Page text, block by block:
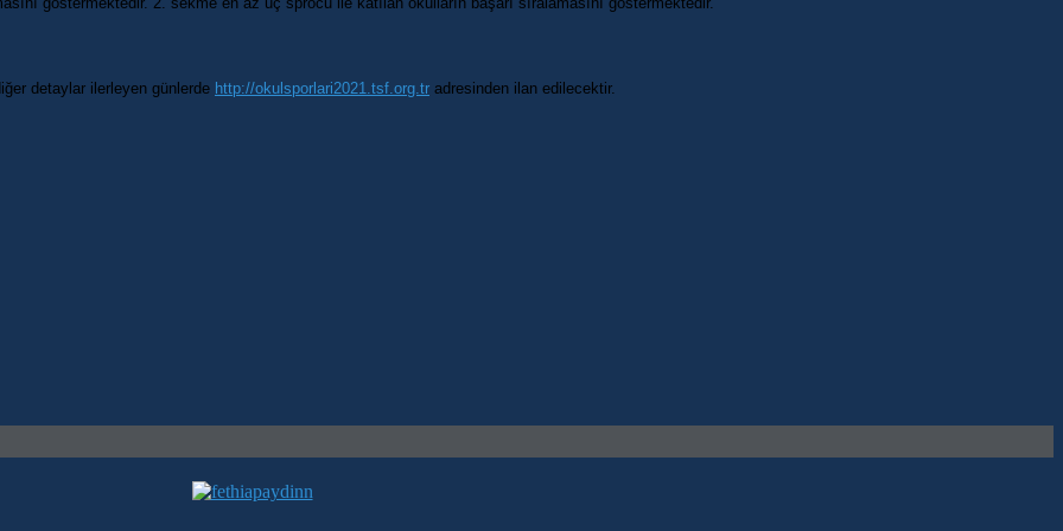
detaylar ilerleyen günlerde http://okulsporlari2021.tsf.org.tr adresinden ilan edilecektir.